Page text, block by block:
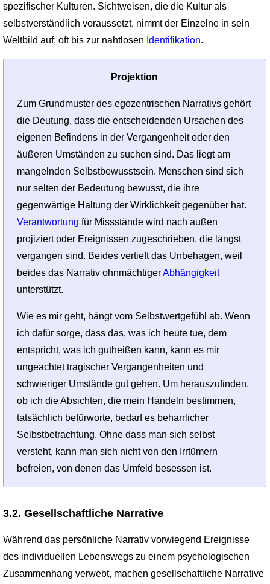
spezifischer Kulturen. Sichtweisen, die die Kultur als
selbstverständlich voraussetzt, nimmt der Einzelne in sein
Weltbild auf; oft bis zur nahtlosen Identifikation.
Projektion
Zum Grundmuster des egozentrischen Narrativs gehört
die Deutung, dass die entscheidenden Ursachen des
eigenen Befindens in der Vergangenheit oder den
äußeren Umständen zu suchen sind. Das liegt am
mangelnden Selbstbewusstsein. Menschen sind sich
nur selten der Bedeutung bewusst, die ihre
gegenwärtige Haltung der Wirklichkeit gegenüber hat.
Verantwortung für Missstände wird nach außen
projiziert oder Ereignissen zugeschrieben, die längst
vergangen sind. Beides vertieft das Unbehagen, weil
beides das Narrativ ohnmächtigerAbhängigkeit
unterstützt.
Wie es mir geht, hängt vom Selbstwertgefühl ab. Wenn
ich dafür sorge, dass das, was ich heute tue, dem
entspricht, was ich gutheißen kann, kann es mir
ungeachtet tragischer Vergangenheiten und
schwieriger Umstände gut gehen. Um herauszufinden,
ob ich die Absichten, die mein Handeln bestimmen,
tatsächlich befürworte, bedarf es beharrlicher
Selbstbetrachtung. Ohne dass man sich selbst
versteht, kann man sich nicht von den Irrtümern
befreien, von denen das Umfeld besessen ist.
3.2. Gesellschaftliche Narrative
Während das persönliche Narrativ vorwiegend Ereignisse
des individuellen Lebenswegs zu einem psychologischen
Zusammenhang verwebt, machen gesellschaftliche Narrative